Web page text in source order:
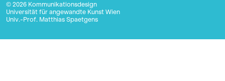
© 2026 Kommunikationsdesign
Universität für angewandte Kunst Wien
Univ.-Prof. Matthias Spaetgens